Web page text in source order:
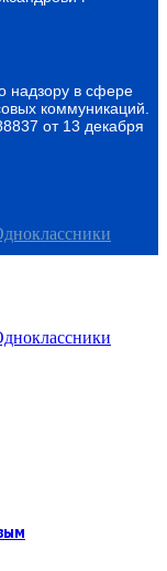
надзору в сфере
коммуникаций.
от 13 декабря